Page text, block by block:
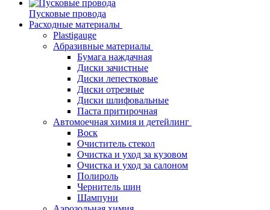
Пусковые провода
Расходные материалы
Plastigauge
Абразивные материалы
Бумага наждачная
Диски зачистные
Диски лепестковые
Диски отрезные
Диски шлифовальные
Паста притирочная
Автомоечная химия и детейлинг
Воск
Очиститель стекол
Очистка и уход за кузовом
Очистка и уход за салоном
Полироль
Чернитель шин
Шампуни